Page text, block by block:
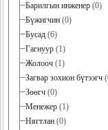
Барилгын инженер (0)
Бүжигчин (0)
Бусад (6)
Гагнуур (1)
Жолооч (1)
Загвар зохион бүтээгч
Зөөгч (0)
Менежер (1)
Нягтлан (0)